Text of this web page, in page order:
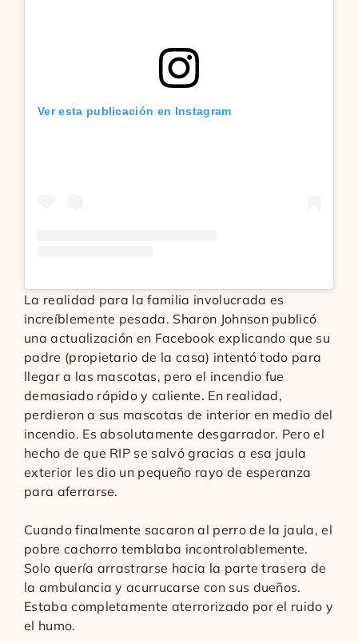
Ver esta publicación en Instagram
La realidad para la familia involucrada es
increíblemente pesada. Sharon Johnson publicó
una actualización en Facebook explicando que su
padre (propietario de la casa) intentó todo para
llegar a las mascotas, pero el incendio fue
demasiado rápido y caliente. En realidad,
perdieron a sus mascotas de interior en medio del
incendio. Es absolutamente desgarrador. Pero el
hecho de que RIP se salvó gracias a esa jaula
exterior les dio un pequeño rayo de esperanza
para aferrarse.
Cuando finalmente sacaron al perro de la jaula, el
pobre cachorro temblaba incontrolablemente.
Solo quería arrastrarse hacia la parte trasera de
la ambulancia y acurrucarse con sus dueños.
Estaba completamente aterrorizado por el ruido y
el humo.